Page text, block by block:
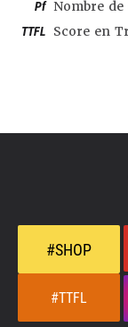
Pf Nombre
TTFL Score en
#SHOP
#TTFL